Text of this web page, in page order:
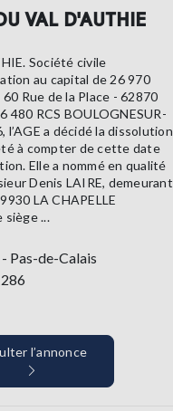
VAL D'AUTHIE
Société civile
au capital de 26 970
Rue de la Place - 62870
480 RCS BOULOGNESUR-
l’AGE a décidé la dissolution
à compter de cette date
Elle a nommé en qualité
Denis LAIRE, demeurant
LA CHAPELLE
siège ...
Pas-de-Calais
l’annonce